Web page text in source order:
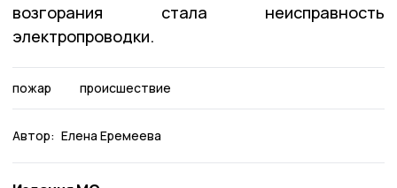
возгорания стала неисправность
электропроводки.
пожар происшествие
Автор: Елена Еремеева